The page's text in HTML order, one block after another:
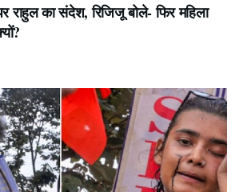
राहुल का संदेश, रिजिजू बोले- फिर महिला